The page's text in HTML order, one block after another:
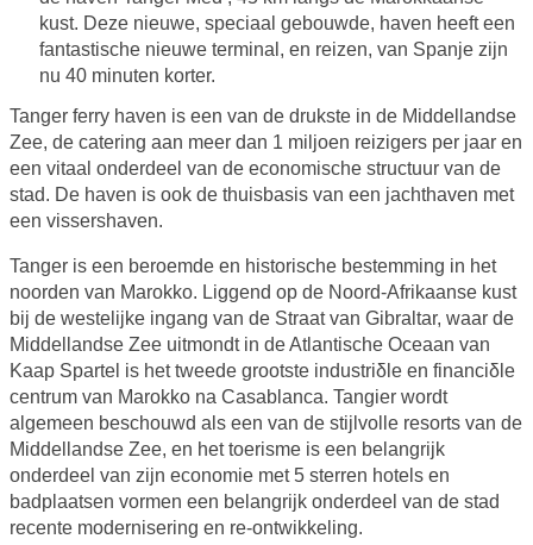
kust. Deze nieuwe, speciaal gebouwde, haven heeft een
fantastische nieuwe terminal, en reizen, van Spanje zijn
nu 40 minuten korter.
Tanger ferry haven is een van de drukste in de Middellandse
Zee, de catering aan meer dan 1 miljoen reizigers per jaar en
een vitaal onderdeel van de economische structuur van de
stad. De haven is ook de thuisbasis van een jachthaven met
een vissershaven.
Tanger is een beroemde en historische bestemming in het
noorden van Marokko. Liggend op de Noord-Afrikaanse kust
bij de westelijke ingang van de Straat van Gibraltar, waar de
Middellandse Zee uitmondt in de Atlantische Oceaan van
Kaap Spartel is het tweede grootste industriδle en financiδle
centrum van Marokko na Casablanca. Tangier wordt
algemeen beschouwd als een van de stijlvolle resorts van de
Middellandse Zee, en het toerisme is een belangrijk
onderdeel van zijn economie met 5 sterren hotels en
badplaatsen vormen een belangrijk onderdeel van de stad
recente modernisering en re-ontwikkeling.